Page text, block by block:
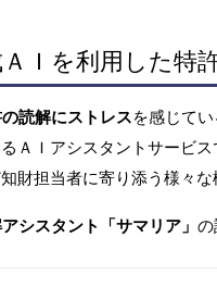
Ｉを利用した特
読解にストレスを感じてい
ＡＩアシスタントサービ
財担当者に寄り添う様々
シスタント「サマリア」 の